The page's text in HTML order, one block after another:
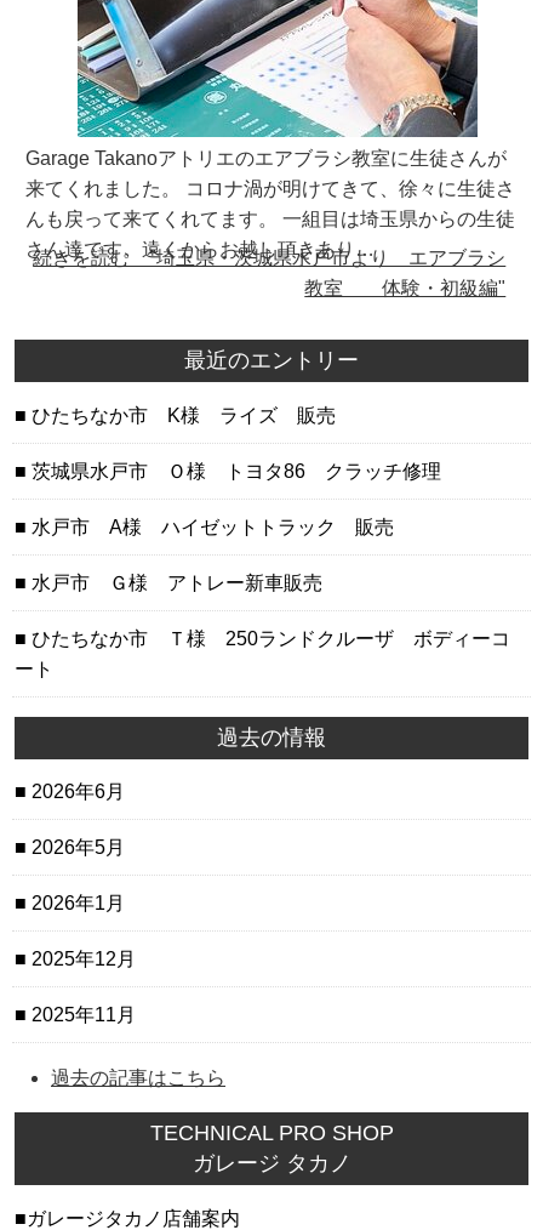
Garage Takanoアトリエのエアブラシ教室に生徒さんが
来てくれました。 コロナ渦が明けてきて、徐々に生徒さ
んも戻って来てくれてます。 一組目は埼玉県からの生徒
さん達です。遠くからお越し頂きあり…
続きを読む "埼玉県・茨城県水戸市より エアブラシ
教室 体験・初級編"
最近のエントリー
ひたちなか市 K様 ライズ 販売
茨城県水戸市 Ｏ様 トヨタ86 クラッチ修理
水戸市 A様 ハイゼットトラック 販売
水戸市 Ｇ様 アトレー新車販売
ひたちなか市 Ｔ様 250ランドクルーザ ボディーコ
ート
過去の情報
2026年6月
2026年5月
2026年1月
2025年12月
2025年11月
過去の記事はこちら
TECHNICAL PRO SHOP
ガレージ タカノ
ガレージタカノ店舗案内